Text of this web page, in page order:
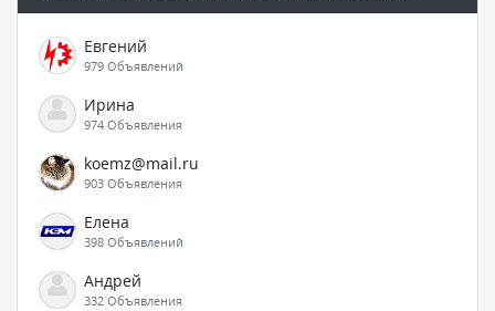
Евгений
979 Объявлений
Ирина
974 Объявления
koemz@mail.ru
903 Объявления
Елена
398 Объявлений
Андрей
332 Объявления